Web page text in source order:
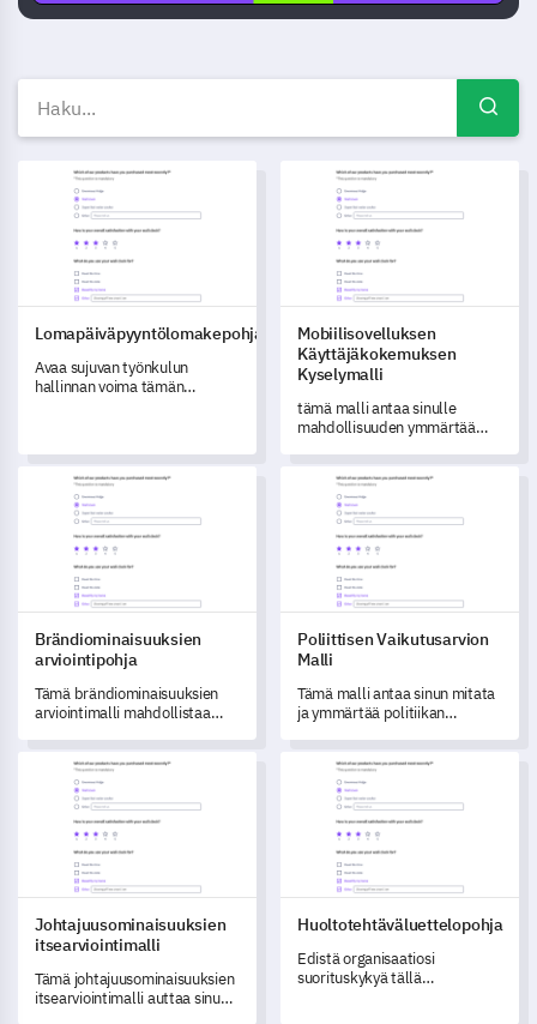
Ilmaiset kyselymallit —
Lomapäiväpyyntölomakepohja
Lomapäiväpyyntölomakepohja
Avaa sujuvan työnkulun
hallinnan voima tämän
Mobiilisovelluksen
Mobiilisovelluksen
Käyttäjäkokemuksen
Kyselymalli
tämä malli antaa sinulle
mahdollisuuden ymmärtää
käyttäjäkokemusta kattavasti
ja tunnistaa optimointialueita.
Brändiominaisuuksien arviointipohja
Brändiominaisuuksien
arviointipohja
Tämä brändiominaisuuksien
arviointimalli mahdollistaa
kokemusten analysoimisen ja
mittaamisen yleisösi silmin.
Poliittisen Vaikutusarvion
Poliittisen Vaikutusarvion
Malli
Tämä malli antaa sinun mitata
ja ymmärtää politiikan
organisaatiossasi.
Johtajuusominaisuuksien itsearviointimalli
Johtajuusominaisuuksien
itsearviointimalli
Tämä johtajuusominaisuuksien
itsearviointimalli auttaa sinua
Huoltotehtäväluettelopohja
Huoltotehtäväluettelopohja
Edistä organisaatiosi
suorituskykyä tällä